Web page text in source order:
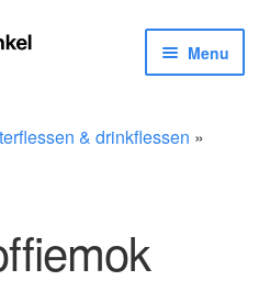
Menu
& drinkflessen »